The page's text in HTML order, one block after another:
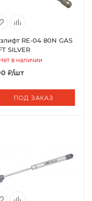
RE-04 80N GAS
SILVER
в наличии
₽/шт
ПОД ЗАКАЗ